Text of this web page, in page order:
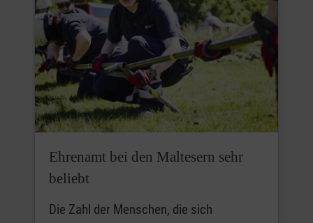
Ehrenamt bei den Maltesern sehr
beliebt
Die Zahl der Menschen, die sich